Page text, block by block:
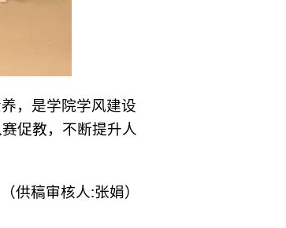
，是学院学风建设
促教，不断提升人
（供稿审核人:张娟）